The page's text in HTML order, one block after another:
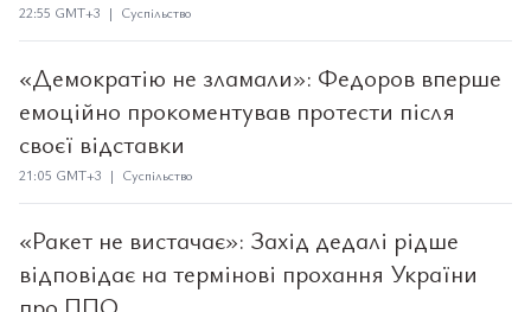
22:55 GMT+3 | Суспільство
«Демократію не зламали»: Федоров вперше
емоційно прокоментував протести після
своєї відставки
21:05 GMT+3 | Суспільство
«Ракет не вистачає»: Захід дедалі рідше
відповідає на термінові прохання України